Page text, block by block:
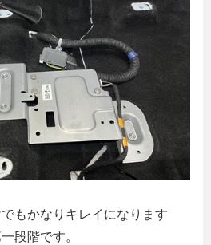
もかなりキレイになります
段階です。